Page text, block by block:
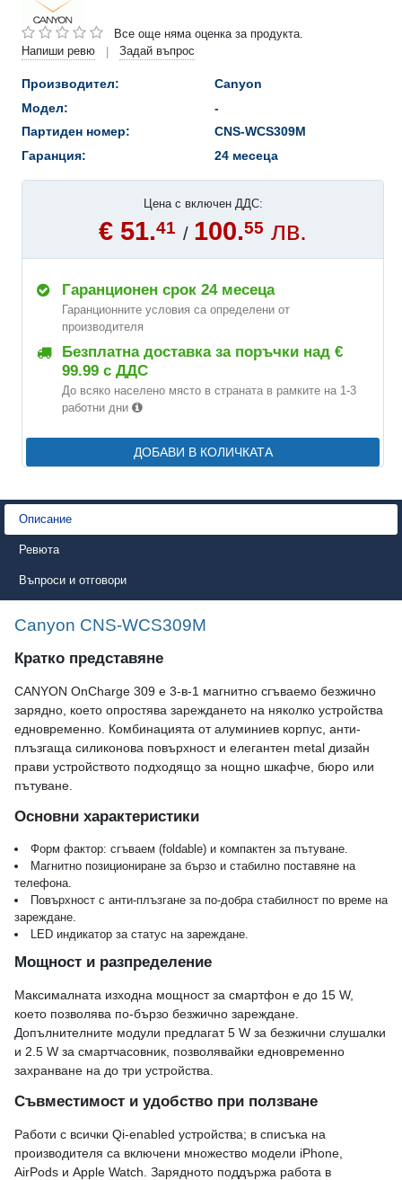
Все още няма оценка за продукта.
Напиши ревю
| Задай въпрос
Производител:
Canyon
Модел:
-
Партиден номер:
CNS-WCS309M
Гаранция:
24 месеца
Цена с включен ДДС:
€ 51.41 / 100.55 лв.
Гаранционен срок 24 месеца
Гаранционните условия са определени от
производителя
Безплатна доставка за поръчки над €
99.99 с ДДС
До всяко населено място в страната в рамките на 1-3
работни дни
ДОБАВИ В КОЛИЧКАТА
Описание
Ревюта
Въпроси и отговори
Canyon CNS-WCS309M
Кратко представяне
CANYON OnCharge 309 е 3-в-1 магнитно сгъваемо безжично
зарядно, което опростява зареждането на няколко устройства
едновременно. Комбинацията от алуминиев корпус, анти-
плъзгаща силиконова повърхност и елегантен metal дизайн
прави устройството подходящо за нощно шкафче, бюро или
пътуване.
Основни характеристики
Форм фактор: сгъваем (foldable) и компактен за пътуване.
Магнитно позициониране за бързо и стабилно поставяне на
телефона.
Повърхност с анти-плъзгане за по-добра стабилност по време на
зареждане.
LED индикатор за статус на зареждане.
Мощност и разпределение
Максималната изходна мощност за смартфон е до 15 W,
което позволява по-бързо безжично зареждане.
Допълнителните модули предлагат 5 W за безжични слушалки
и 2.5 W за смартчасовник, позволявайки едновременно
захранване на до три устройства.
Съвместимост и удобство при ползване
Работи с всички Qi-enabled устройства; в списъка на
производителя са включени множество модели iPhone,
AirPods и Apple Watch. Зарядното поддържа работа в